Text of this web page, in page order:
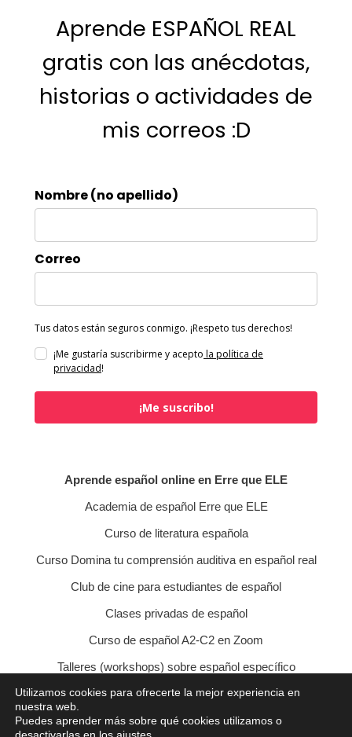
Aprende ESPAÑOL REAL
gratis con las anécdotas,
historias o actividades de
mis correos :D
Nombre (no apellido)
Correo
Tus datos están seguros conmigo. ¡Respeto tus derechos!
¡Me gustaría suscribirme y acepto la política de
privacidad!
¡Me suscribo!
Aprende español online en Erre que ELE
Academia de español Erre que ELE
Curso de literatura española
Curso Domina tu comprensión auditiva en español real
Club de cine para estudiantes de español
Clases privadas de español
Curso de español A2-C2 en Zoom
Talleres (workshops) sobre español específico
Curso de conversación veraniego
Política de privacidad
Política de cookies
Utilizamos cookies para ofrecerte la mejor experiencia en
nuestra web.
Puedes aprender más sobre qué cookies utilizamos o